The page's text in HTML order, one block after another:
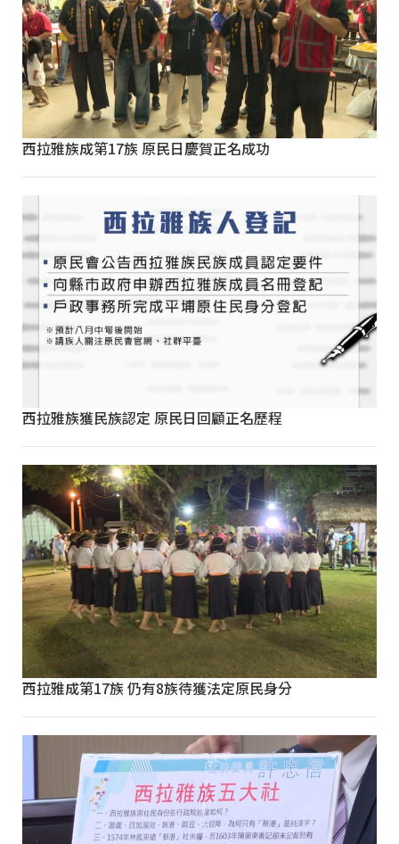
西拉雅族成第17族 原民日慶賀正名成功
西拉雅族獲民族認定 原民日回顧正名歷程
西拉雅成第17族 仍有8族待獲法定原民身分